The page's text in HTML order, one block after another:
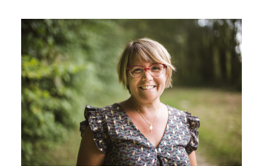
ENGAGEMENT